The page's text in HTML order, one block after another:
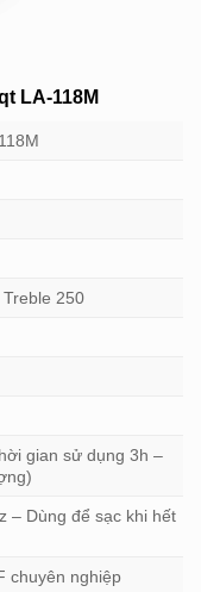
LA-118M
250
gian sử dụng 3h –
– Dùng để sạc khi hết
chuyên nghiệp